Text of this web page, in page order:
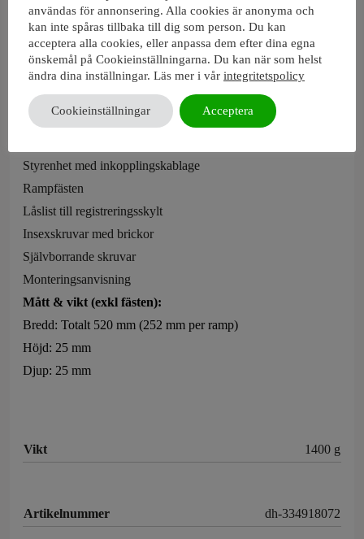
Aluminiumhölje och polykarbonat-lins
Sidoreflekterande optik
Tryckutjämningsmembran
Elektronisk värmehantering
Medföljer:
Styrenhet med inkopplingskablage
Rampfästen
Låslist till registreringsskylt
Insexskruvar med brickor
Självborrande skruvar
Monteringsanvisning
Mått & vikt (exkl fästen):
Bredd: Totalt 520 mm (252 mm per ramp)
Höjd: 25 mm
Djup: 25 mm
Vikt 1400 g
Artikelnummer dh-334918072
användas för annonsering. Alla cookies är anonyma och
kan inte spåras tillbaka till dig som person. Du kan
acceptera alla cookies, eller anpassa dem efter dina egna
önskemål på Cookieinställningarna. Du kan när som helst
ändra dina inställningar. Läs mer i vår integritetspolicy
Cookieinställningar Acceptera